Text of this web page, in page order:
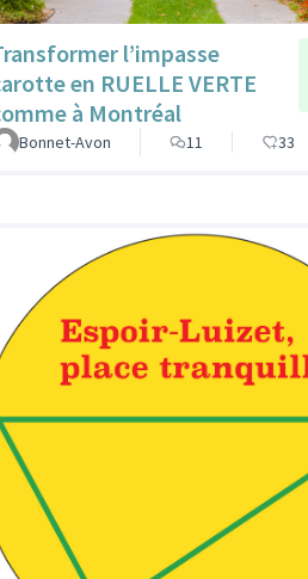
l’impasse
en RUELLE VERTE
à Montréal
Bonnet-Avon 11 33